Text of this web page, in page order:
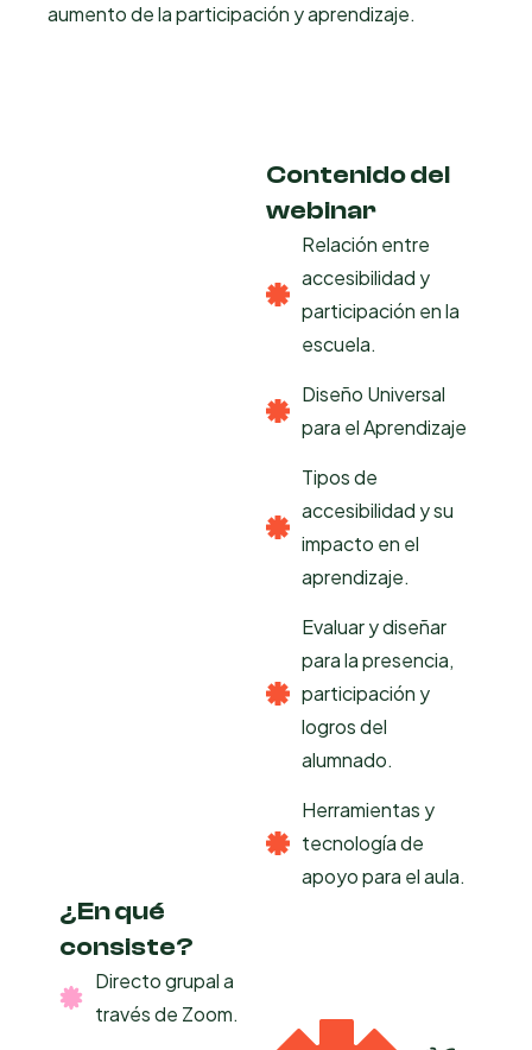
aumento de la participación y aprendizaje.
Contenido del
webinar
Relación entre
accesibilidad y
participación en la
escuela.
Diseño Universal
para el Aprendizaje
Tipos de
accesibilidad y su
impacto en el
aprendizaje.
Evaluar y diseñar
para la presencia,
participación y
logros del
alumnado.
Herramientas y
tecnología de
apoyo para el aula.
¿En qué
consiste?​
Directo grupal a
través de Zoom.